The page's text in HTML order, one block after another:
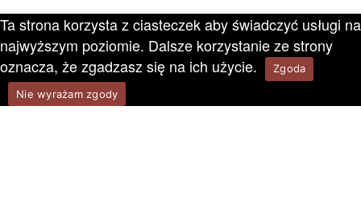
Ta strona korzysta z ciasteczek aby świadczyć usługi na
najwyższym poziomie. Dalsze korzystanie ze strony
oznacza, że zgadzasz się na ich użycie.
Zgoda
Nie wyrażam zgody